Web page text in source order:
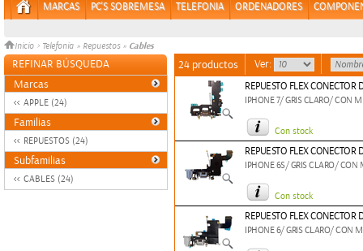
MARCAS PC'S SOBREMESA TELEFONIA ORDENADORES
Inicio > Telefonia » Repuestos » Cables
REFINAR BÚSQUEDA
Marcas
APPLE (24)
Familias
REPUESTOS (24)
Subfamilias
CABLES (24)
24 productos Ver:
REPUESTO FLEX CONECTOR
IPHONE 7/ GRIS CLARO/ CON
Con stock
REPUESTO FLEX CONECTOR
IPHONE 6S/ GRIS CLARO/ CON
Con stock
REPUESTO FLEX CONECTOR
IPHONE 6/ GRIS CLARO/ CON